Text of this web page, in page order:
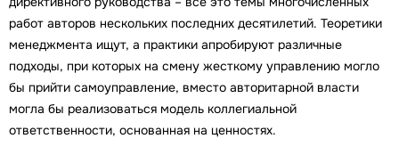
работ авторов нескольких последних десятилетий. Теоретики
менеджмента ищут, а практики апробируют различные
подходы, при которых на смену жесткому управлению могло
бы прийти самоуправление, вместо авторитарной власти
могла бы реализоваться модель коллегиальной
ответственности, основанная на ценностях.